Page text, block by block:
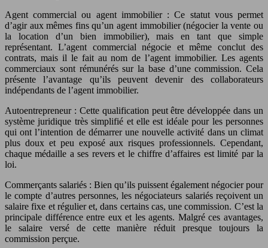
Agent commercial ou agent immobilier : Ce statut vous permet
d’agir aux mêmes fins qu’un agent immobilier (négocier la vente ou
la location d’un bien immobilier), mais en tant que simple
représentant. L’agent commercial négocie et même conclut des
contrats, mais il le fait au nom de l’agent immobilier. Les agents
commerciaux sont rémunérés sur la base d’une commission. Cela
présente l’avantage qu’ils peuvent devenir des collaborateurs
indépendants de l’agent immobilier.
Autoentrepreneur : Cette qualification peut être développée dans un
système juridique très simplifié et elle est idéale pour les personnes
qui ont l’intention de démarrer une nouvelle activité dans un climat
plus doux et peu exposé aux risques professionnels. Cependant,
chaque médaille a ses revers et le chiffre d’affaires est limité par la
loi.
Commerçants salariés : Bien qu’ils puissent également négocier pour
le compte d’autres personnes, les négociateurs salariés reçoivent un
salaire fixe et régulier et, dans certains cas, une commission. C’est la
principale différence entre eux et les agents. Malgré ces avantages,
le salaire versé de cette manière réduit presque toujours la
commission perçue.